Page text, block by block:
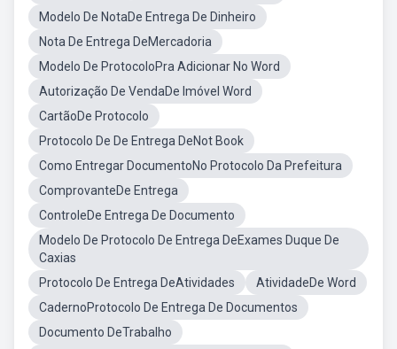
Modelo De NotaDe Entrega De Dinheiro
Nota De Entrega DeMercadoria
Modelo De ProtocoloPra Adicionar No Word
Autorização De VendaDe Imóvel Word
CartãoDe Protocolo
Protocolo De De Entrega DeNot Book
Como Entregar DocumentoNo Protocolo Da Prefeitura
ComprovanteDe Entrega
ControleDe Entrega De Documento
Modelo De Protocolo De Entrega DeExames Duque De
Caxias
Protocolo De Entrega DeAtividades
AtividadeDe Word
CadernoProtocolo De Entrega De Documentos
Documento DeTrabalho